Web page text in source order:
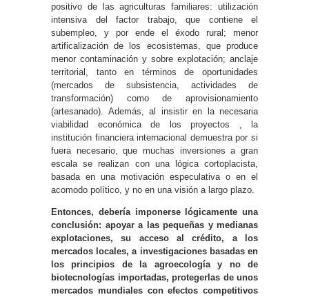
positivo de las agriculturas familiares: utilización
intensiva del factor trabajo, que contiene el
subempleo, y por ende el éxodo rural; menor
artificalización de los ecosistemas, que produce
menor contaminación y sobre explotación; anclaje
territorial, tanto en términos de oportunidades
(mercados de subsistencia, actividades de
transformación) como de aprovisionamiento
(artesanado). Además, al insistir en la necesaria
viabilidad económica de los proyectos , la
institución financiera internacional demuestra por si
fuera necesario, que muchas inversiones a gran
escala se realizan con una lógica cortoplacista,
basada en una motivación especulativa o en el
acomodo político, y no en una visión a largo plazo.
Entonces, debería imponerse lógicamente una
conclusión: apoyar a las pequeñas y medianas
explotaciones, su acceso al crédito, a los
mercados locales, a investigaciones basadas en
los principios de la agroecología y no de
biotecnologías importadas, protegerlas de unos
mercados mundiales con efectos competitivos